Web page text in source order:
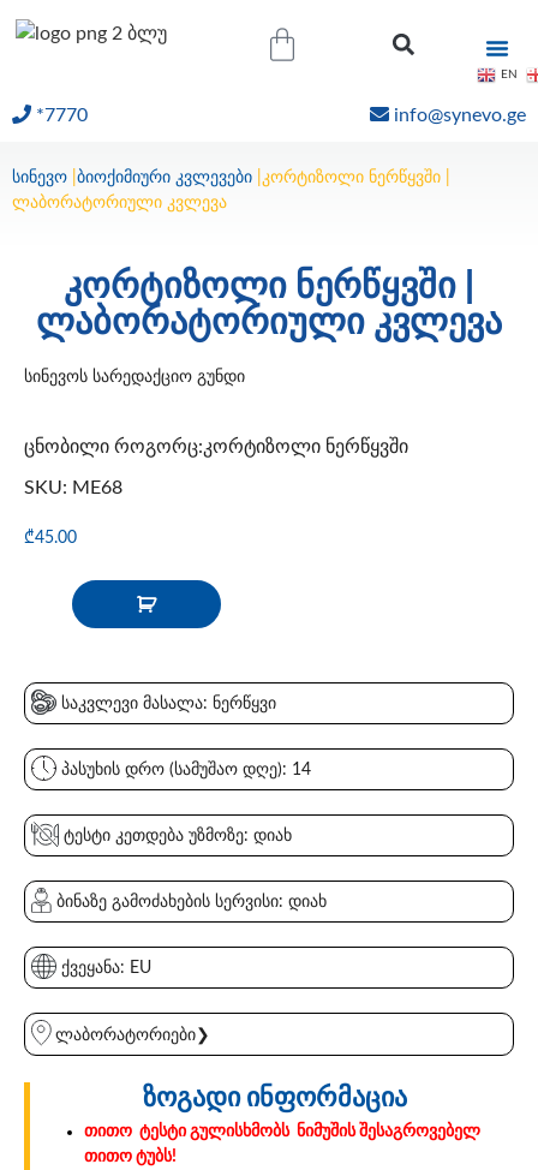
*7770 info@synevo.ge
სინევო ბიოქიმიური კვლევები კორტიზოლი ნერწყვში |
ლაბორატორიული კვლევა
კორტიზოლი ნერწყვში |
ლაბორატორიული კვლევა
სინევოს სარედაქციო გუნდი
ცნობილი როგორც:კორტიზოლი ნერწყვში
SKU: ME68
₾45.00
საკვლევი მასალა: ნერწყვი
პასუხის დრო (სამუშაო დღე): 14
ტესტი კეთდება უზმოზე: დიახ
ბინაზე გამოძახების სერვისი: დიახ
ქვეყანა: EU
ლაბორატორიები❯
ზოგადი ინფორმაცია
თითო ტესტი გულისხმობს ნიმუშის შესაგროვებელ
თითო ტუბს!
EN